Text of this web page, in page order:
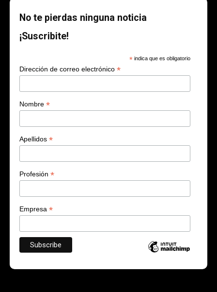
No te pierdas ninguna noticia
¡Suscribite!
* indica que es obligatorio
Dirección de correo electrónico *
Nombre *
Apellidos *
Profesión *
Empresa *